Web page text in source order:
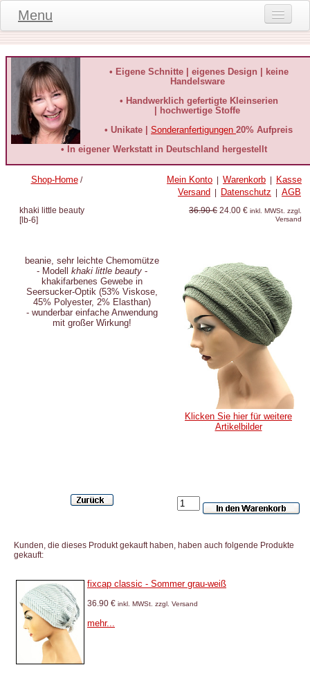
Menu
Produktinformationen
Kundeninformationen
häufige Fragen
Kontakt
Datenschutz
• Eigene Schnitte | eigenes Design | keine
Handelsware
• Handwerklich gefertigte Kleinserien
| hochwertige Stoffe
• Unikate | Sonderanfertigungen 20% Aufpreis
• In eigener Werkstatt in Deutschland hergestellt
Shop-Home/ Mein Konto Warenkorb
Kasse
Versand
Datenschutz AGB
khaki little beauty
[lb-6]
36.90 € 24.00 € inkl. MWSt. zzgl.
Versand
beanie, sehr leichte Chemomütze
- Modell khaki little beauty -
khakifarbenes Gewebe in
Seersucker-Optik (53% Viskose,
45% Polyester, 2% Elasthan)
- wunderbar einfache Anwendung
mit großer Wirkung!
Klicken Sie hier für weitere
Artikelbilder
Kunden, die dieses Produkt gekauft haben, haben auch folgende Produkte
gekauft:
fixcap classic - Sommer grau-weiß
36.90 € inkl. MWSt. zzgl. Versand
mehr...